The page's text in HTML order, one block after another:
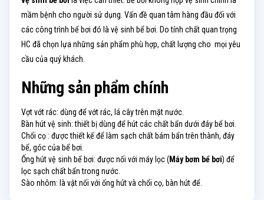
mầm bệnh cho người sử dụng. Vấn đề quan tâm hàng đầu đối với
các công trình bể bơi đó là vệ sinh bể bơi. Do tính chất quan trọng
HC đã chọn lựa những sản phẩm phù hợp, chất lượng cho mọi yêu
cầu của quý khách.
Những sản phẩm chính
Vợt vớt rác: dùng để vớt rác, lá cây trên mặt nước.
Bàn hút vệ sinh: thiết bị dùng để hút các chất bẩn dưới đáy bể bơi.
Chổi cọ : được thiết kế để làm sạch chất bám bẩn trên thành, đáy
bể, góc của bể bơi.
Ống hút vệ sinh bể bơi: được nối với máy lọc (Máy bơm bể bơi) để
lọc sạch chất bẩn trong nước.
Sào nhôm: là vật nối với ống hút và chổi cọ, bàn hút để.